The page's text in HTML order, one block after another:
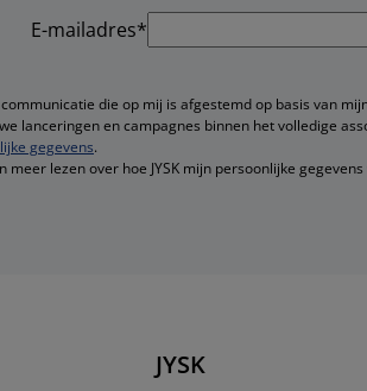
E-mailadres*
die op mij is afgestemd op basis van
lanceringen en campagnes binnen het volledige
gegevens.
meer lezen over hoe JYSK mijn persoonlijke
JYSK